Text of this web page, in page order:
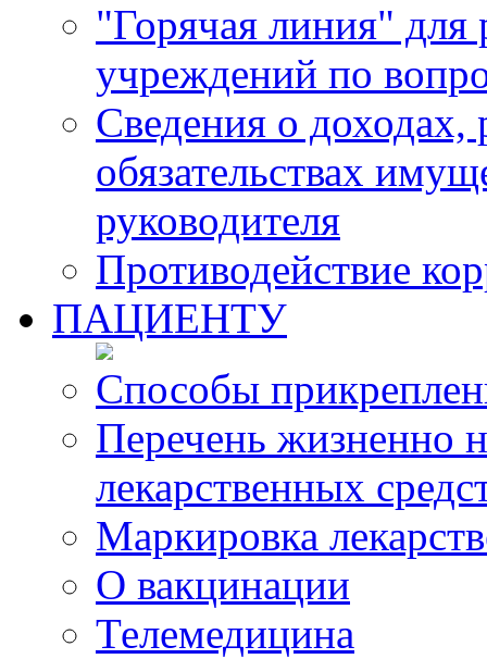
"Горячая линия"
учреждений по
Сведения о доходах,
обязательствах
руководителя
Противодействие
ПАЦИЕНТУ
Способы
Перечень жизненно
лекарственных
Маркировка
О вакцинации
Телемедицина